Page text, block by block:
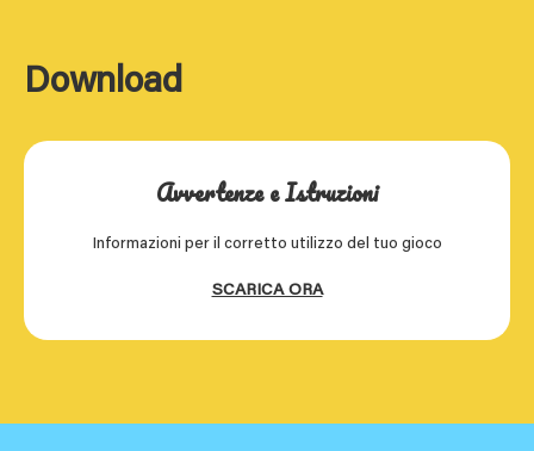
Download
Avvertenze e Istruzioni
Informazioni per il corretto utilizzo del tuo gioco
SCARICA ORA